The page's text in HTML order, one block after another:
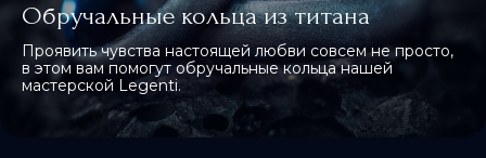
Обручальные кольца из титана
Проявить чувства настоящей любви совсем не просто,
в этом вам помогут обручальные кольца нашей
мастерской Legenti.